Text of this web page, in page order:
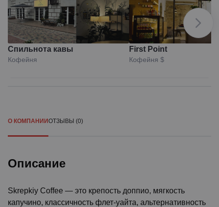
Спильнота кавы
Кофейня
First Point
Кофейня $
О КОМПАНИИОТЗЫВЫ (0)
Описание
Skrepkiy Coffee — это крепость доппио, мягкость
капучино, классичность флет-уайта, альтернативность